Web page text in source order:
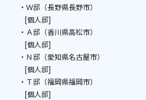
・Ｗ邸（長野県長野市）
[個人邸]
・Ａ邸（香川県高松市）
[個人邸]
・Ｎ邸（愛知県名古屋市）
[個人邸]
・Ｔ邸（福岡県福岡市）
[個人邸]